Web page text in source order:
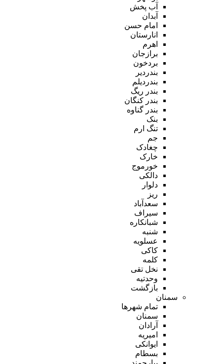
آب پخش
آبدان
امام حسن
انارستان
اهرم
برازجان
بردخون
بندردیر
بندردیلم
بندر ریگ
بندر کنگان
بندر گناوه
بنک
تنگ ارم
جم
چغادک
خارک
خورموج
دالکی
دلوار
ریز
سعدآباد
سیراف
شبانکاره
شنبه
عسلویه
کاکی
کلمه
نخل تقی
وحدتیه
بازگشت
سمنان
تمام شهر‌ها
سمنان
آرادان
امیریه
ایوانکی
بسطام